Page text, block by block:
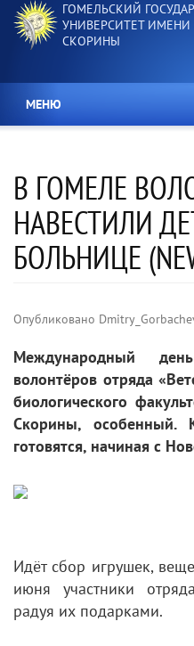
Перейти
основному
ГОМЕЛЬСКИЙ
УНИВЕРСИТЕТ
СКОРИНЫ
МЕНЮ
В ГОМЕЛЕ
НАВЕСТИЛИ
БОЛЬНИЦЕ
Опубликовано
Международный
волонтёров отряда
биологического
Скорины,
готовятся, начиная с
Идёт сбор игрушек,
июня участники
радуя их подарками.